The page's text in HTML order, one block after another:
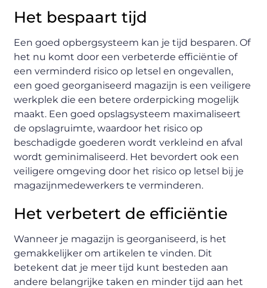
Het bespaart tijd
Een goed opbergsysteem kan je tijd besparen. Of
het nu komt door een verbeterde efficiëntie of
een verminderd risico op letsel en ongevallen,
een goed georganiseerd magazijn is een veiligere
werkplek die een betere orderpicking mogelijk
maakt. Een goed opslagsysteem maximaliseert
de opslagruimte, waardoor het risico op
beschadigde goederen wordt verkleind en afval
wordt geminimaliseerd. Het bevordert ook een
veiligere omgeving door het risico op letsel bij je
magazijnmedewerkers te verminderen.
Het verbetert de efficiëntie
Wanneer je magazijn is georganiseerd, is het
gemakkelijker om artikelen te vinden. Dit
betekent dat je meer tijd kunt besteden aan
andere belangrijke taken en minder tijd aan het